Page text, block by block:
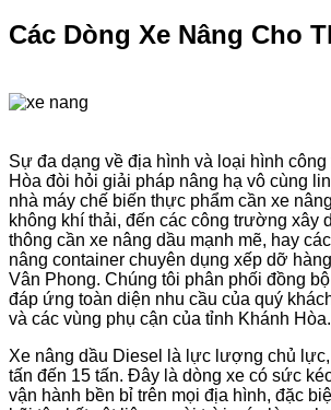
Các Dòng Xe Nâng Cho
Sự đa dạng về địa hình và loại hình công
Hòa đòi hỏi giải pháp nâng hạ vô cùng
nhà máy chế biến thực phẩm cần xe
không khí thải, đến các công trường xây
thông cần xe nâng dầu mạnh mẽ, hay
nâng container chuyên dụng xếp dỡ
Vân Phong. Chúng tôi phân phối đồng
đáp ứng toàn diện nhu cầu của quý
và các vùng phụ cận của tỉnh Khánh Hòa.
Xe nâng dầu Diesel là lực lượng chủ
tấn đến 15 tấn. Đây là dòng xe có sức
vận hành bền bỉ trên mọi địa hình, đặc